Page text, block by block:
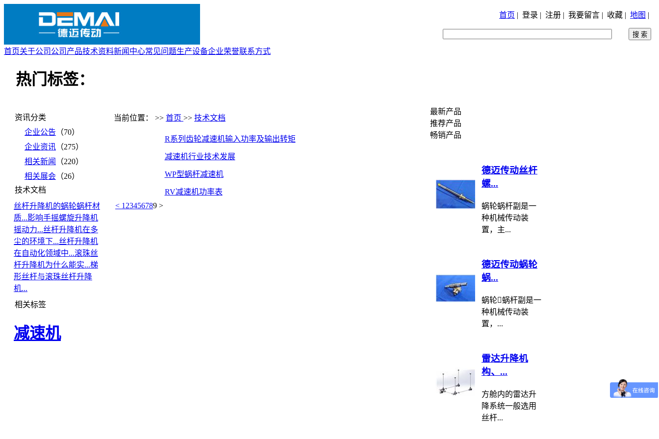
首页 | 登录 | 注册 | 我要留言 | 收藏 | 地图 |
首页关于公司 公司产品技术资料新闻中心常见问题生产设备企业荣誉联系方式
热门标签：
资讯分类
企业公告 （70）
企业资讯 （275）
相关新闻
（220）
相关展会 （26）
技术文档
丝杆升降机的蜗轮蜗杆材
质...影响手摇螺旋升降机
摇动力...丝杆升降机在多
尘的环境下...丝杆升降机
在自动化领域中...滚珠丝
杆升降机为什么能实...梯
形丝杆与滚珠丝杆升降
机...
相关标签
减速机
当前位置： >> 首页 >> 技术文档
R系列齿轮减速机输入功率及输出转矩
减速机行业技术发展
WP型蜗杆减速机
RV减速机功率表
< 1 23456789 >
最新产品
推荐产品
畅销产品
德迈传动丝杆
螺...
蜗轮蜗杆副是一
种机械传动装
置，主...
德迈传动蜗轮
蜗...
蜗轮蜗杆副是一
种机械传动装
置，...
雷达升降机
构、...
方舱内的雷达升
降系统一般选用
丝杆...